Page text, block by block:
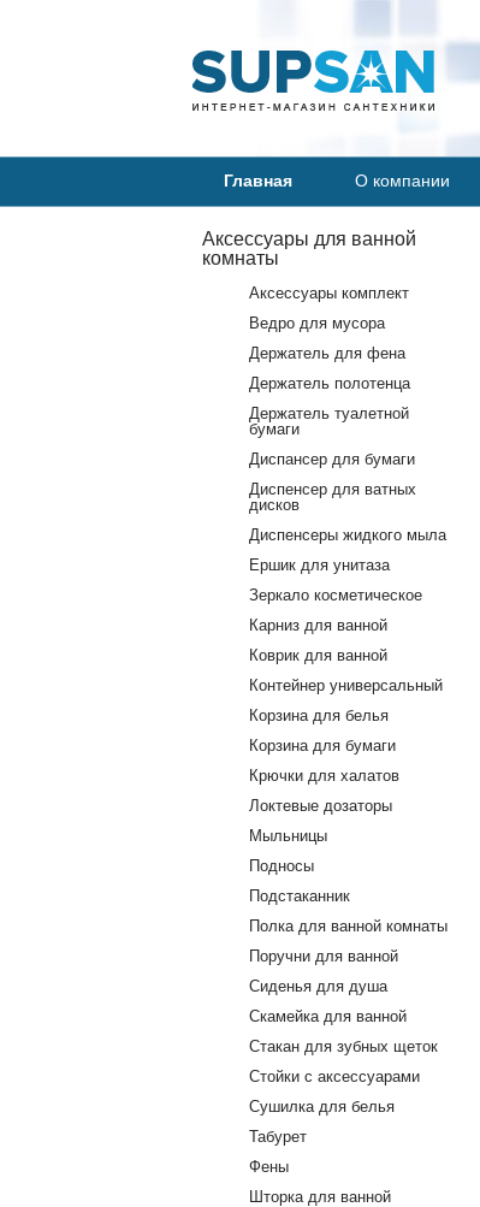
Главная О компании
Аксессуары для ванной
комнаты
Аксессуары комплект
Ведро для мусора
Держатель для фена
Держатель полотенца
Держатель туалетной
бумаги
Диспансер для бумаги
Диспенсер для ватных
дисков
Диспенсеры жидкого мыла
Ершик для унитаза
Зеркало косметическое
Карниз для ванной
Коврик для ванной
Контейнер универсальный
Корзина для белья
Корзина для бумаги
Крючки для халатов
Локтевые дозаторы
Мыльницы
Подносы
Подстаканник
Полка для ванной комнаты
Поручни для ванной
Сиденья для душа
Скамейка для ванной
Стакан для зубных щеток
Стойки с аксессуарами
Сушилка для белья
Табурет
Фены
Шторка для ванной